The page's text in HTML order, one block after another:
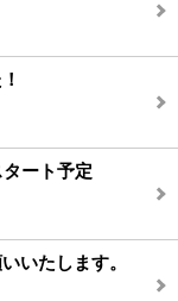
ート予定
いたします。